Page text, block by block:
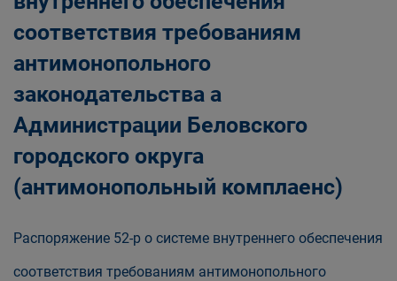
соответствия требованиям
антимонопольного
законодательства а
Администрации Беловского
городского округа
(антимонопольный комплаенс)
Распоряжение 52-р о системе внутреннего обеспечения
соответствия требованиям антимонопольного